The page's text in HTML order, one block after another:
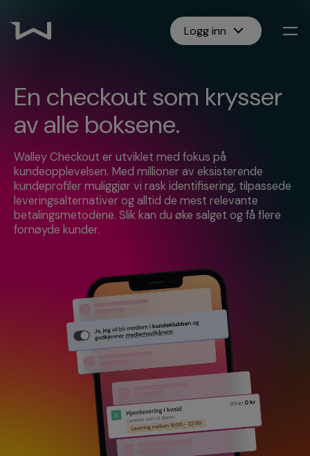
Logg inn
En checkout som krysser
av alle boksene.
Walley Checkout er utviklet med fokus på
kundeopplevelsen. Med millioner av eksisterende
kundeprofiler muliggjør vi rask identifisering, tilpassede
leveringsalternativer og alltid de mest relevante
betalingsmetodene. Slik kan du øke salget og få flere
fornøyde kunder.